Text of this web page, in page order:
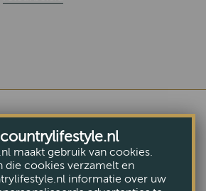
MET DEZE
maakt gebruik van cookies.
die cookies verzamelt en
informatie over uw